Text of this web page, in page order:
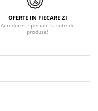
OFERTE IN FIECARE ZI
Ai reduceri speciale la sute de
produse!